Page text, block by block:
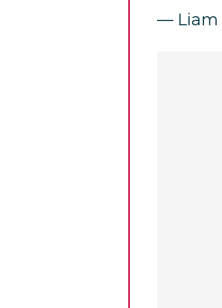
— Liam